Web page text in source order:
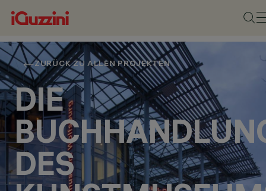
ZURÜCK ZU ALLEN PROJEKTEN
DIE
DES